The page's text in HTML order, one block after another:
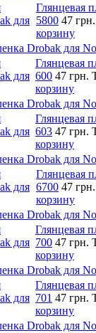
Глянцевая
5800 47 грн.
корзину
Drobak для
Глянцевая
600 47 грн.
корзину
Drobak для
Глянцевая
603 47 грн.
корзину
Drobak для
Глянцевая
6700 47 грн.
корзину
Drobak для
Глянцевая
700 47 грн.
корзину
Drobak для
Глянцевая
701 47 грн.
корзину
Drobak для